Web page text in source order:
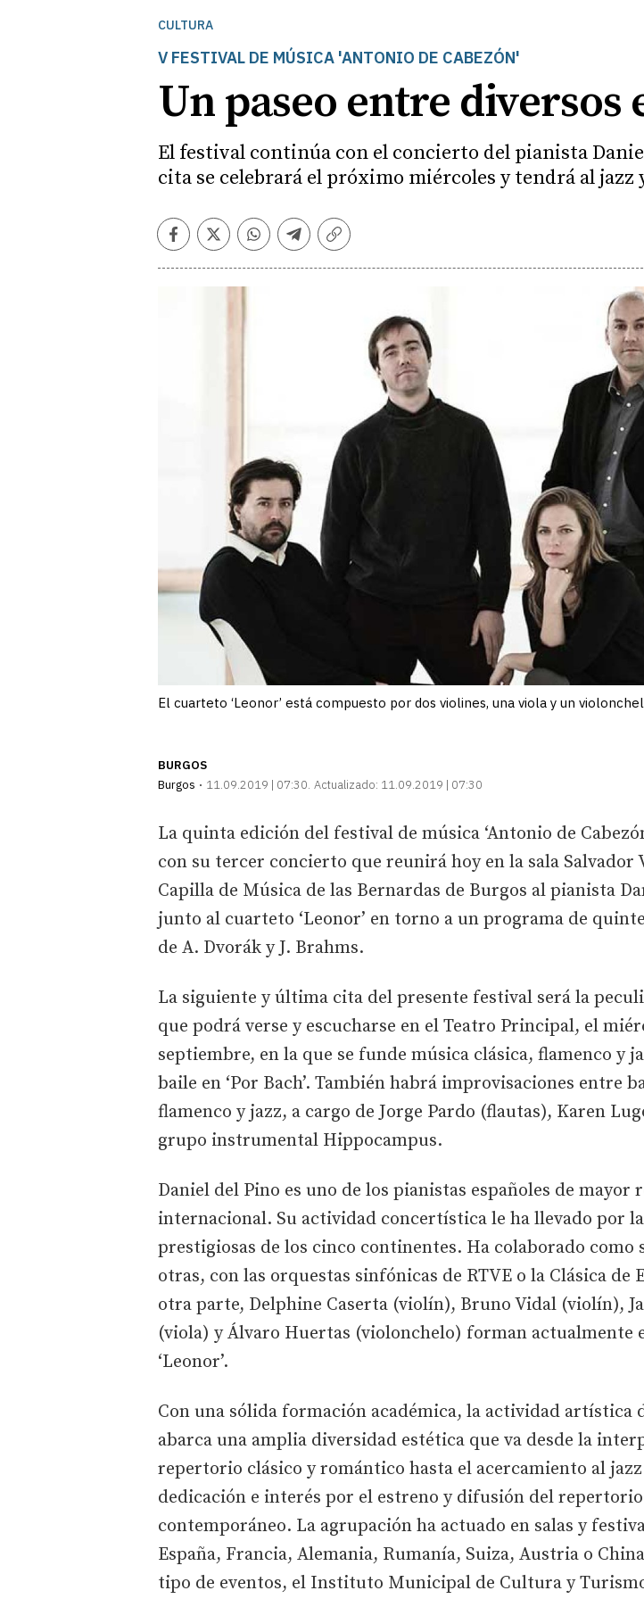
CULTURA
V FESTIVAL DE MÚSICA 'ANTONIO DE CABEZÓN'
Un paseo entre diversos
El festival continúa con el concierto del pianista
cita se celebrará el próximo miércoles y tendrá al
Facebook
TwitterWhatsapp
Telegram
Copiar
El cuarteto ‘Leonor’ está compuesto por dos violines, una viola y un
BURGOS
Burgos
11.09.2019 | 07:30 Actualizado: 11.09.2019 | 07:30
La quinta edición del festival de música ‘Antonio de
con su tercer concierto que reunirá hoy en la sala Salvador
Capilla de Música de las Bernardas de Burgos al pianista
junto al cuarteto ‘Leonor’ en torno a un programa de
de A. Dvorák y J. Brahms.
La siguiente y última cita del presente festival será la
que podrá verse y escucharse en el Teatro Principal, el
septiembre, en la que se funde música clásica, flamenco y
baile en ‘Por Bach’. También habrá improvisaciones entre
flamenco y jazz, a cargo de Jorge Pardo (flautas), Karen
grupo instrumental Hippocampus.
Daniel del Pino es uno de los pianistas españoles de mayor
internacional. Su actividad concertística le ha llevado por
prestigiosas de los cinco continentes. Ha colaborado como
otras, con las orquestas sinfónicas de RTVE o la Clásica de
otra parte, Delphine Caserta (violín), Bruno Vidal (violín),
(viola) y Álvaro Huertas (violonchelo) forman actualmente
‘Leonor’.
Con una sólida formación académica, la actividad artística
abarca una amplia diversidad estética que va desde la
repertorio clásico y romántico hasta el acercamiento al
dedicación e interés por el estreno y difusión del
contemporáneo. La agrupación ha actuado en salas y
España, Francia, Alemania, Rumanía, Suiza, Austria o
tipo de eventos, el Instituto Municipal de Cultura y